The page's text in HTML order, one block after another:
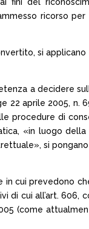
ricorso per
si
a decidere
22 aprile 2005,
procedure di
«in luogo della
si
cui prevedono
cui all’art. 606,
(come